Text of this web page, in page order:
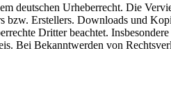
deutschen Urheberrecht. Die
Erstellers. Downloads und
Dritter beachtet.
Bei Bekanntwerden von